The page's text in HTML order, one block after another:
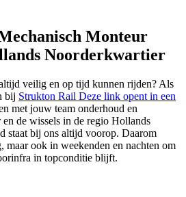
Monteur
Noorderkwartier
veilig en op tijd kunnen rijden? Als
bij Strukton Rail Deze link opent in een
met jouw team onderhoud en
en de wissels in de regio Hollands
staat bij ons altijd voorop. Daarom
maar ook in weekenden en nachten om
in topconditie blijft.